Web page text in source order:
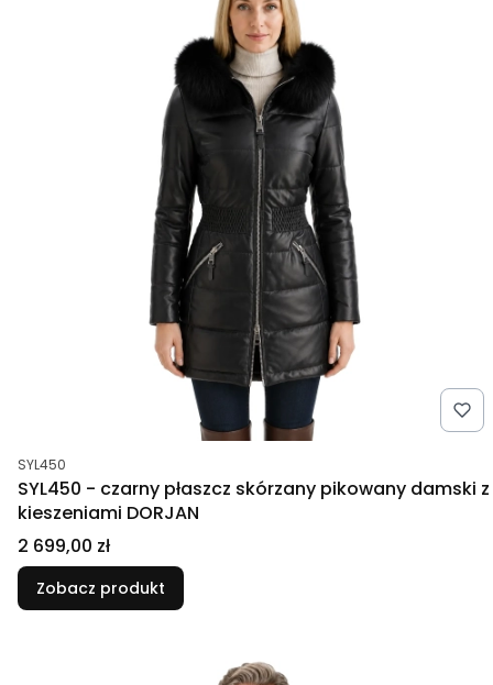
Kod produktu
SYL450
SYL450 - czarny płaszcz skórzany pikowany damski z
kieszeniami DORJAN
Cena
2 699,00 zł
Zobacz produkt